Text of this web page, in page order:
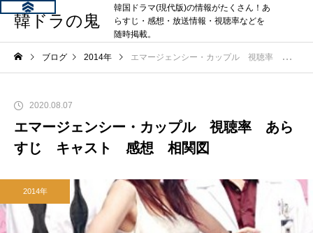
韓ドラの鬼
韓国ドラマ(現代版)の情報がたくさん！あ
らすじ・感想・放送情報・視聴率などを
随時掲載。
ブログ 2014年 エマージェンシー・カップル 視聴率 あらすじ キャスト 感想 相関図
2020.08.07
エマージェンシー・カップル 視聴率 あら
すじ キャスト 感想 相関図
2014年